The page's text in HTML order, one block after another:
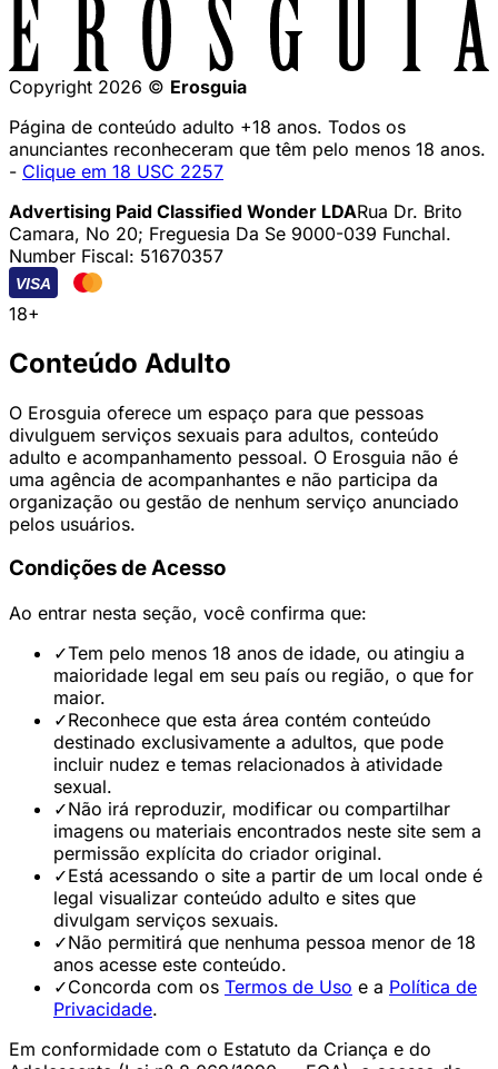
Copyright 2026 © Erosguia
Página de conteúdo adulto +18 anos. Todos os
anunciantes reconheceram que têm pelo menos 18 anos.
- Clique em 18 USC 2257
Advertising Paid Classified Wonder LDARua Dr. Brito
Camara, No 20; Freguesia Da Se 9000-039 Funchal.
Number Fiscal: 51670357
VISA
18+
Conteúdo Adulto
O Erosguia oferece um espaço para que pessoas
divulguem serviços sexuais para adultos, conteúdo
adulto e acompanhamento pessoal. O Erosguia não é
uma agência de acompanhantes e não participa da
organização ou gestão de nenhum serviço anunciado
pelos usuários.
Condições de Acesso
Ao entrar nesta seção, você confirma que:
✓Tem pelo menos 18 anos de idade, ou atingiu a
maioridade legal em seu país ou região, o que for
maior.
✓Reconhece que esta área contém conteúdo
destinado exclusivamente a adultos, que pode
incluir nudez e temas relacionados à atividade
sexual.
✓Não irá reproduzir, modificar ou compartilhar
imagens ou materiais encontrados neste site sem a
permissão explícita do criador original.
✓Está acessando o site a partir de um local onde é
legal visualizar conteúdo adulto e sites que
divulgam serviços sexuais.
✓Não permitirá que nenhuma pessoa menor de 18
anos acesse este conteúdo.
✓Concorda com os Termos de Uso e a Política de
Privacidade.
Em conformidade com o Estatuto da Criança e do